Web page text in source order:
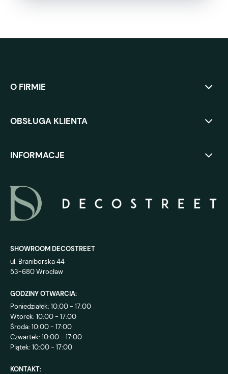
O FIRMIE
OBSŁUGA KLIENTA
INFORMACJE
SHOWROOM DECOSTREET
ul. Braniborska 44
53-680 Wrocław
GODZINY OTWARCIA:
Poniedziałek: 10:00 - 17:00
Wtorek: 10:00 - 17:00
Środa: 10:00 - 17:00
Czwartek: 10:00 - 17:00
Piątek: 10:00 - 17:00
KONTAKT: